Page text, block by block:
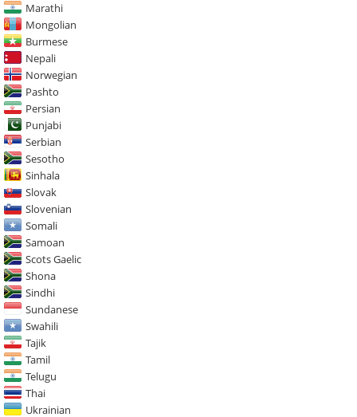
Marathi
Mongolian
Burmese
Nepali
Norwegian
Pashto
Persian
Punjabi
Serbian
Sesotho
Sinhala
Slovak
Slovenian
Somali
Samoan
Scots Gaelic
Shona
Sindhi
Sundanese
Swahili
Tajik
Tamil
Telugu
Thai
Ukrainian